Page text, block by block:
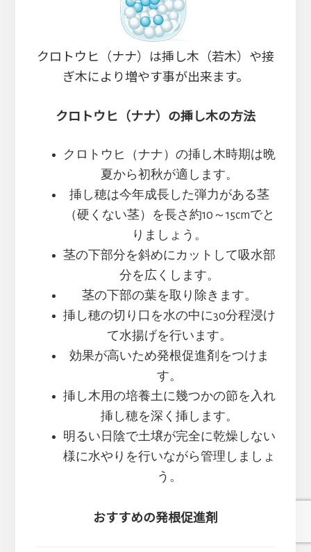
クロトウヒ（ナナ）は挿し木（若木）や接
ぎ木により増やす事が出来ます。
クロトウヒ（ナナ）の挿し木の方法
クロトウヒ（ナナ）の挿し木時期は晩
夏から初秋が適します。
挿し穂は今年成長した弾力がある茎
（硬くない茎）を長さ約10～15cmでと
りましょう。
茎の下部分を斜めにカットして吸水部
分を広くします。
茎の下部の葉を取り除きます。
挿し穂の切り口を水の中に30分程浸け
て水揚げを行います。
効果が高いため発根促進剤をつけま
す。
挿し木用の培養土に幾つかの節を入れ
挿し穂を深く挿します。
明るい日陰で土壌が完全に乾燥しない
様に水やりを行いながら管理しましょ
う。
おすすめの発根促進剤